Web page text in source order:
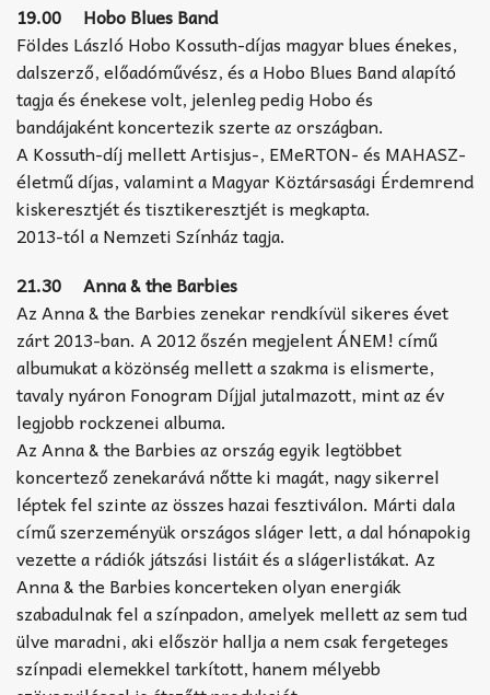
19.00 Hobo Blues Band
Földes László Hobo Kossuth-díjas magyar blues énekes,
dalszerző, előadóművész, és a Hobo Blues Band alapító
tagja és énekese volt, jelenleg pedig Hobo és
bandájaként koncertezik szerte az országban.
A Kossuth-díj mellett Artisjus-, EMeRTON- és MAHASZ-
életmű díjas, valamint a Magyar Köztársasági Érdemrend
kiskeresztjét és tisztikeresztjét is megkapta.
2013-tól a Nemzeti Színház tagja.
21.30 Anna & the Barbies
Az Anna & the Barbies zenekar rendkívül sikeres évet
zárt 2013-ban. A 2012 őszén megjelent ÁNEM! című
albumukat a közönség mellett a szakma is elismerte,
tavaly nyáron Fonogram Díjjal jutalmazott, mint az év
legjobb rockzenei albuma.
Az Anna & the Barbies az ország egyik legtöbbet
koncertező zenekarává nőtte ki magát, nagy sikerrel
léptek fel szinte az összes hazai fesztiválon. Márti dala
című szerzeményük országos sláger lett, a dal hónapokig
vezette a rádiók játszási listáit és a slágerlistákat. Az
Anna & the Barbies koncerteken olyan energiák
szabadulnak fel a színpadon, amelyek mellett az sem tud
ülve maradni, aki először hallja a nem csak fergeteges
színpadi elemekkel tarkított, hanem mélyebb